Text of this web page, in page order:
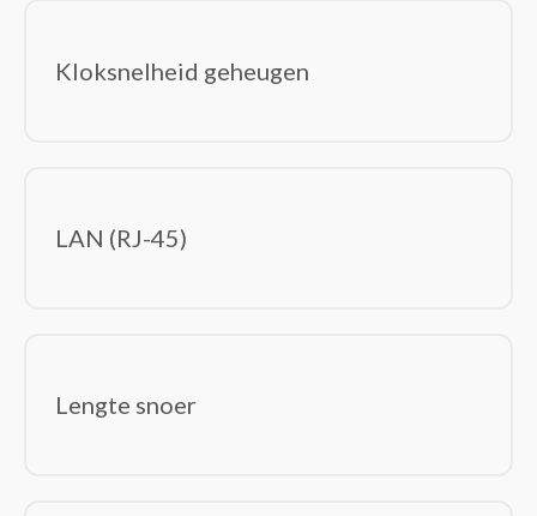
Kloksnelheid geheugen
LAN (RJ-45)
Lengte snoer